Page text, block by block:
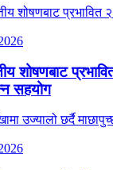
शोषणबाट
सहयोग